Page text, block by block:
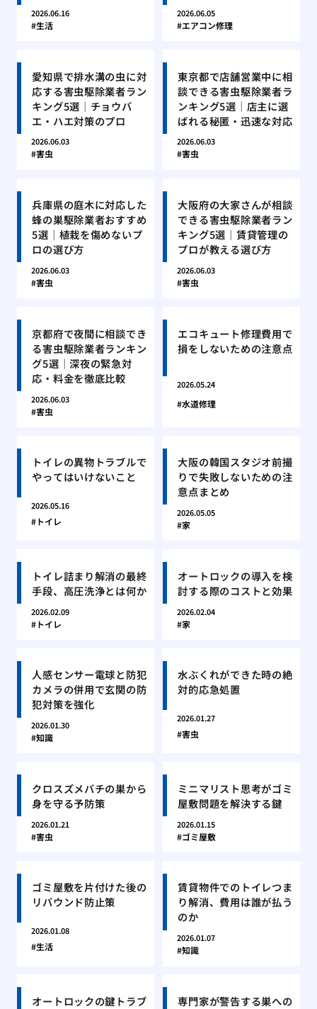
2026.06.16
生活
2026.06.05
エアコン修理
愛知県で排水溝の虫に対
応する害虫駆除業者ラン
キング5選｜チョウバ
エ・ハエ対策のプロ
2026.06.03
害虫
東京都で店舗営業中に相
談できる害虫駆除業者ラ
ンキング5選｜店主に選
ばれる秘匿・迅速な対応
2026.06.03
害虫
兵庫県の庭木に対応した
蜂の巣駆除業者おすすめ
5選｜植栽を傷めないプ
ロの選び方
2026.06.03
害虫
大阪府の大家さんが相談
できる害虫駆除業者ラン
キング5選｜賃貸管理の
プロが教える選び方
2026.06.03
害虫
京都府で夜間に相談でき
る害虫駆除業者ランキン
グ5選｜深夜の緊急対
応・料金を徹底比較
2026.06.03
害虫
エコキュート修理費用で
損をしないための注意点
2026.05.24
水道修理
トイレの異物トラブルで
やってはいけないこと
2026.05.16
トイレ
大阪の韓国スタジオ前撮
りで失敗しないための注
意点まとめ
2026.05.05
家
トイレ詰まり解消の最終
手段、高圧洗浄とは何か
2026.02.09
トイレ
オートロックの導入を検
討する際のコストと効果
2026.02.04
家
人感センサー電球と防犯
カメラの併用で玄関の防
犯対策を強化
2026.01.30
知識
水ぶくれができた時の絶
対的応急処置
2026.01.27
害虫
クロスズメバチの巣から
身を守る予防策
2026.01.21
害虫
ミニマリスト思考がゴミ
屋敷問題を解決する鍵
2026.01.15
ゴミ屋敷
ゴミ屋敷を片付けた後の
リバウンド防止策
2026.01.08
生活
賃貸物件でのトイレつま
り解消、費用は誰が払う
のか
2026.01.07
知識
オートロックの鍵トラブ
専門家が警告する巣への